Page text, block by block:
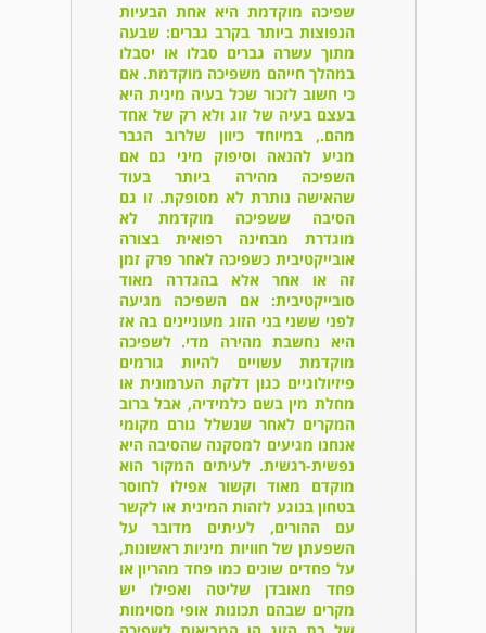
שפיכה מוקדמת היא אחת הבעיות
הנפוצות ביותר בקרב גברים: שבעה
מתוך עשרה גברים סבלו או יסבלו
במהלך חייהם משפיכה מוקדמת. אם
כי חשוב לזכור שכל בעיה מינית היא
בעצם בעיה של זוג ולא רק של אחד
מהם., במיוחד כיוון שלרוב הגבר
מגיע להנאה וסיפוק מיני גם אם
השפיכה מהירה ביותר בעוד
שהאישה נותרת לא מסופקת. זו גם
הסיבה ששפיכה מוקדמת לא
מוגדרת מבחינה רפואית בצורה
אובייקטיבית כשפיכה לאחר פרק זמן
זה או אחר אלא בהגדרה מאוד
סובייקטיבית: אם השפיכה מגיעה
לפני ששני בני הזוג מעוניינים בה אז
היא נחשבת מהירה מדי. לשפיכה
מוקדמת עשויים להיות גורמים
פיזיולוגיים כגון דלקת הערמונית או
מחלת מין בשם כלמידיה, אבל ברוב
המקרים לאחר שנשלל גורם מקומי
אנחנו מגיעים למסקנה שהסיבה היא
נפשית-רגשית. לעיתים המקור הוא
מוקדם מאוד וקשור אפילו לחוסר
בטחון בנוגע לזהות המינית או לקשר
עם ההורים, לעיתים מדובר על
השפעתן של חוויות מיניות ראשונות,
על פחדים שונים כמו פחד מהריון או
פחד מאובדן שליטה ואפילו יש
מקרים שבהם תכונות אופי מסוימות